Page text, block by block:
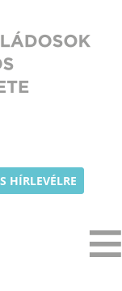
HÍRLEVÉLRE